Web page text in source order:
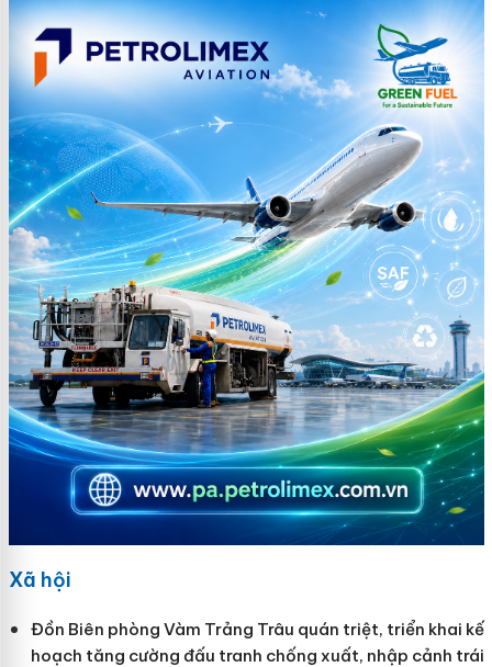
Xã hội
Đồn Biên phòng Vàm Trảng Trâu quán triệt, triển khai kế
hoạch tăng cường đấu tranh chống xuất, nhập cảnh trái